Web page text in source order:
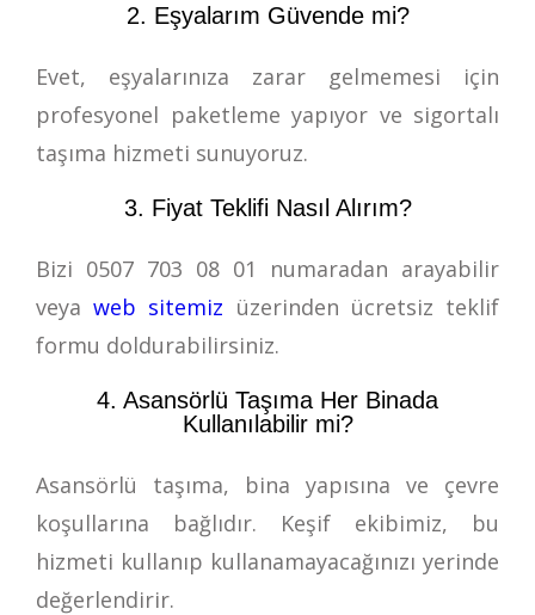
2. Eşyalarım Güvende mi?
Evet, eşyalarınıza zarar gelmemesi için
profesyonel paketleme yapıyor ve sigortalı
taşıma hizmeti sunuyoruz.
3. Fiyat Teklifi Nasıl Alırım?
Bizi 0507 703 08 01
numaradan arayabilir
veyaweb sitemiz üzerinden ücretsiz teklif
formu doldurabilirsiniz.
4. Asansörlü Taşıma Her Binada
Kullanılabilir mi?
Asansörlü taşıma, bina yapısına ve çevre
koşullarına bağlıdır. Keşif ekibimiz, bu
hizmeti kullanıp kullanamayacağınızı yerinde
değerlendirir.